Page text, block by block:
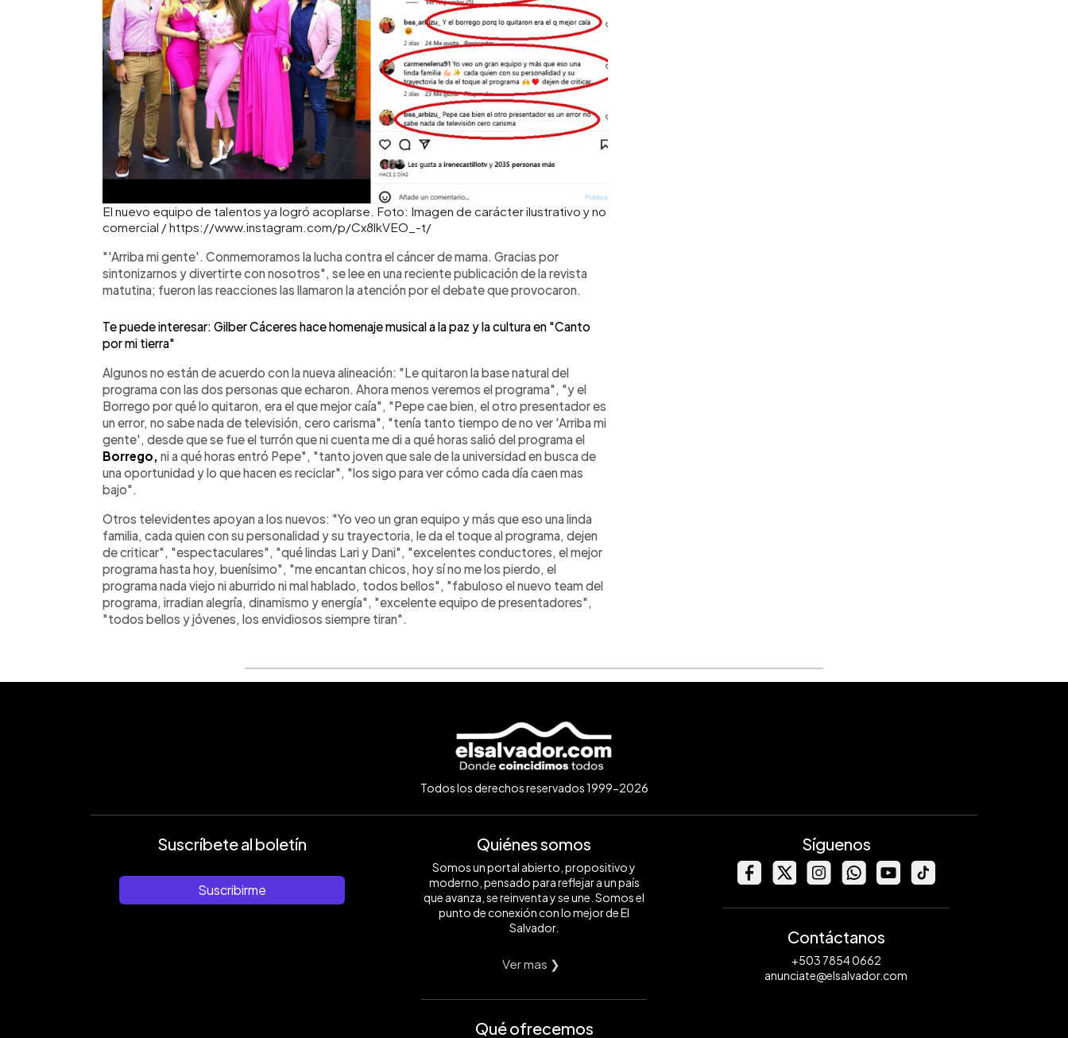
El nuevo equipo de talentos ya logró acoplarse. Foto: Imagen de carácter ilustrativo y no
comercial / https://www.instagram.com/p/Cx8lkVEO_-t/
"'Arriba mi gente'. Conmemoramos la lucha contra el cáncer de mama. Gracias por
sintonizarnos y divertirte con nosotros", se lee en una reciente publicación de la revista
matutina; fueron las reacciones las llamaron la atención por el debate que provocaron.
Te puede interesar: Gilber Cáceres hace homenaje musical a la paz y la cultura en "Canto
por mi tierra"
Algunos no están de acuerdo con la nueva alineación: "Le quitaron la base natural del
programa con las dos personas que echaron. Ahora menos veremos el programa", "y el
Borrego por qué lo quitaron, era el que mejor caía", "Pepe cae bien, el otro presentador es
un error, no sabe nada de televisión, cero carisma", "tenía tanto tiempo de no ver 'Arriba mi
gente', desde que se fue el turrón que ni cuenta me di a qué horas salió del programa el
Borrego, ni a qué horas entró Pepe", "tanto joven que sale de la universidad en busca de
una oportunidad y lo que hacen es reciclar", "los sigo para ver cómo cada día caen mas
bajo".
Otros televidentes apoyan a los nuevos: "Yo veo un gran equipo y más que eso una linda
familia, cada quien con su personalidad y su trayectoria, le da el toque al programa, dejen
de criticar", "espectaculares", "qué lindas Lari y Dani", "excelentes conductores, el mejor
programa hasta hoy, buenísimo", "me encantan chicos, hoy sí no me los pierdo, el
programa nada viejo ni aburrido ni mal hablado, todos bellos", "fabuloso el nuevo team del
programa, irradian alegría, dinamismo y energía", "excelente equipo de presentadores",
"todos bellos y jóvenes, los envidiosos siempre tiran".
Todos los derechos reservados 1999-2026
Suscríbete al boletín
Suscribirme
Quiénes somos
Somos un portal abierto, propositivo y
moderno, pensado para reflejar a un país
que avanza, se reinventa y se une. Somos el
punto de conexión con lo mejor de El
Salvador.
Ver mas ❯
Qué ofrecemos
Síguenos
Contáctanos
+503 7854 0662
anunciate@elsalvador.com